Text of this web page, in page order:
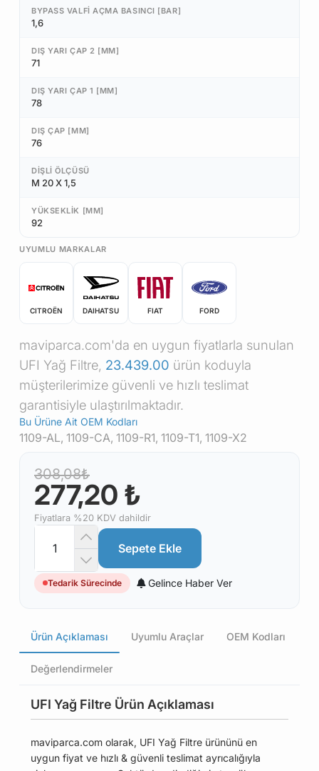
BYPASS VALFI AÇMA BASINCI [BAR]
1,6
DIŞ YARI ÇAP 2 [MM]
71
DIŞ YARI ÇAP 1 [MM]
78
DIŞ ÇAP [MM]
76
DIŞLI ÖLÇÜSÜ
M 20 X 1,5
YÜKSEKLIK [MM]
92
UYUMLU MARKALAR
CITROËN DAIHATSU FIAT FORD
maviparca.com'da en uygun fiyatlarla sunulan
UFI Yağ Filtre, 23.439.00 ürün koduyla
müşterilerimize güvenli ve hızlı teslimat
garantisiyle ulaştırılmaktadır.
Bu Ürüne Ait OEM Kodları
1109-AL, 1109-CA, 1109-R1, 1109-T1, 1109-X2
308,08₺
277,20 ₺
Fiyatlara %20 KDV dahildir
Sepete Ekle
Tedarik Sürecinde Gelince Haber Ver
Ürün Açıklaması Uyumlu Araçlar OEM Kodları
Değerlendirmeler
UFI Yağ Filtre Ürün Açıklaması
maviparca.com olarak, UFI Yağ Filtre ürününü en
uygun fiyat ve hızlı & güvenli teslimat ayrıcalığıyla